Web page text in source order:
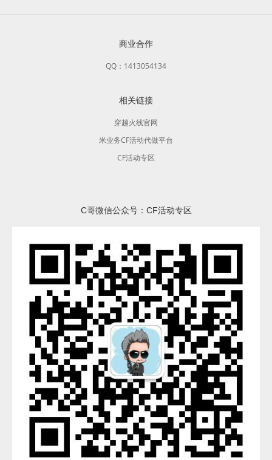
商业合作
QQ：1413054134
相关链接
穿越火线官网
米业务CF活动代做平台
CF活动专区
C哥微信公众号：CF活动专区